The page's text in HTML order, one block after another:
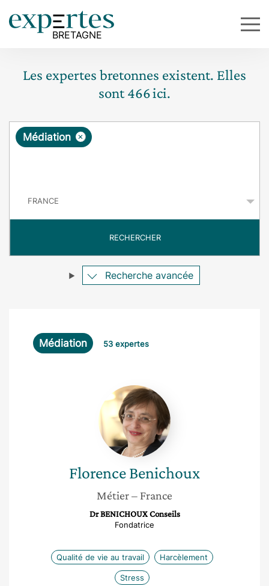
Les expertes bretonnes existent. Elles
sont466ici.
R
ê
e
×
Médiation
RECHERCHER
Recherche avancée
Médiation 53 expertes
Florence
Benichoux
FlorenceBenichoux
Métier– France
Dr BENICHOUX Conseils
Fondatrice
Qualité de vie au travail Harcèlement
Stress